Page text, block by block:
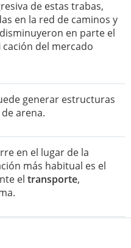
de estas trabas,
en la red de caminos y
en parte el
del mercado
generar estructuras
arena.
en el lugar de la
más habitual es el
el transporte,